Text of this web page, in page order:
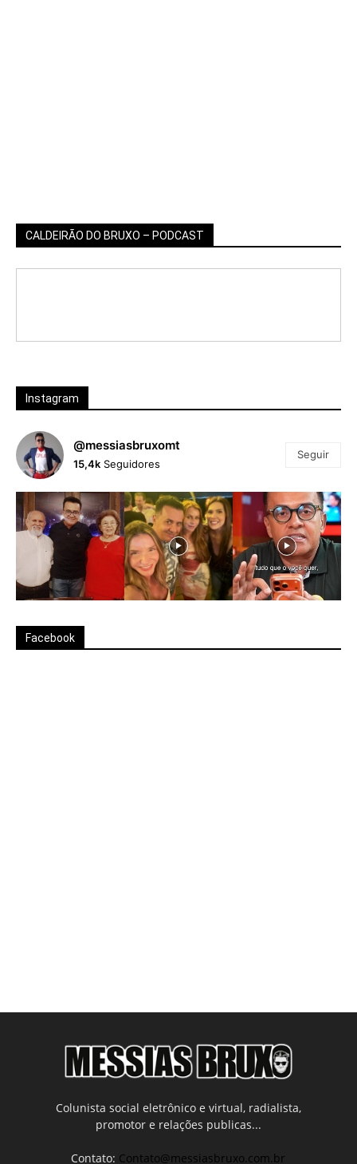
CALDEIRÃO DO BRUXO – PODCAST
Instagram
@messiasbruxomt
15,4k Seguidores
Seguir
Facebook
Colunista social eletrônico e virtual, radialista,
promotor e relações publicas...
Contato: Contato@messiasbruxo.com.br